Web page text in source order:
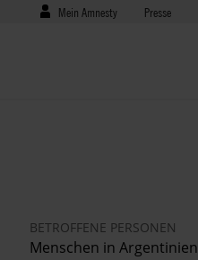
Benutzermenü
Mein Amnesty Presse
Presse
BETROFFENE PERSONEN
Menschen in Argentinien